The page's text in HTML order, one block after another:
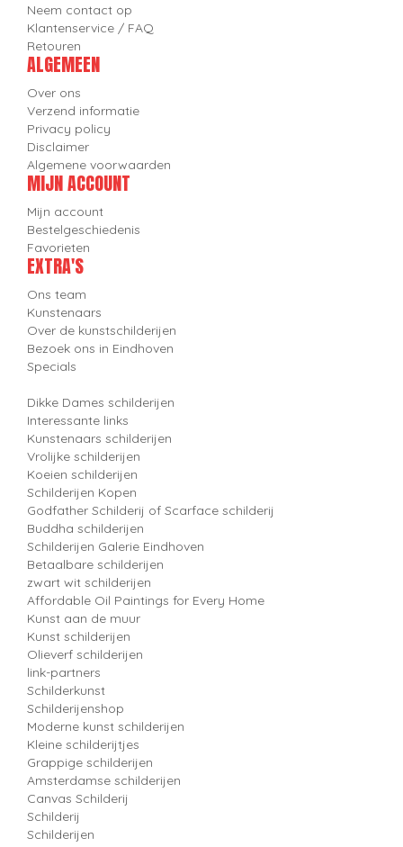
Neem contact op
Klantenservice / FAQ
Retouren
ALGEMEEN
Over ons
Verzend informatie
Privacy policy
Disclaimer
Algemene voorwaarden
MIJN ACCOUNT
Mijn account
Bestelgeschiedenis
Favorieten
EXTRA'S
Ons team
Kunstenaars
Over de kunstschilderijen
Bezoek ons in Eindhoven
Specials
Dikke Dames schilderijen
Interessante links
Kunstenaars schilderijen
Vrolijke schilderijen
Koeien schilderijen
Schilderijen Kopen
Godfather Schilderij of Scarface schilderij
Buddha schilderijen
Schilderijen Galerie Eindhoven
Betaalbare schilderijen
zwart wit schilderijen
Affordable Oil Paintings for Every Home
Kunst aan de muur
Kunst schilderijen
Olieverf schilderijen
link-partners
Schilderkunst
Schilderijenshop
Moderne kunst schilderijen
Kleine schilderijtjes
Grappige schilderijen
Amsterdamse schilderijen
Canvas Schilderij
Schilderij
Schilderijen